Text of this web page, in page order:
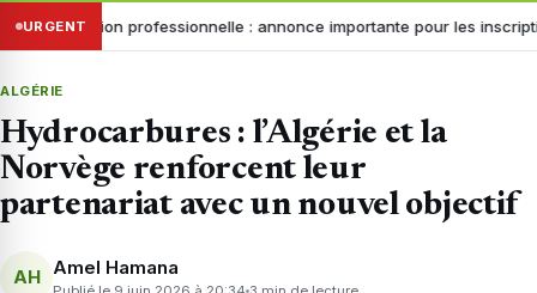
URGENTprofessionnelle : annonce importante pour les inscriptions de
ALGÉRIE
Hydrocarbures : l’Algérie et la
Norvège renforcent leur
partenariat avec un nouvel objectif
AH Amel Hamana